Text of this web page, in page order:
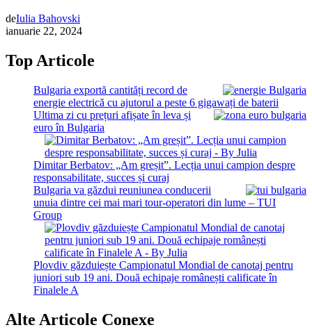
deIulia Bahovski
ianuarie 22, 2024
Top Articole
Bulgaria exportă cantități record de
energie electrică cu ajutorul a peste 6 gigawați de baterii
Ultima zi cu prețuri afișate în leva și
euro în Bulgaria
Dimitar Berbatov: „Am greșit”. Lecția unui campion despre
responsabilitate, succes și curaj
Bulgaria va găzdui reuniunea conducerii
unuia dintre cei mai mari tour-operatori din lume – TUI
Group
Plovdiv găzduiește Campionatul Mondial de canotaj pentru
juniori sub 19 ani. Două echipaje românești calificate în
Finalele A
Alte Articole Conexe